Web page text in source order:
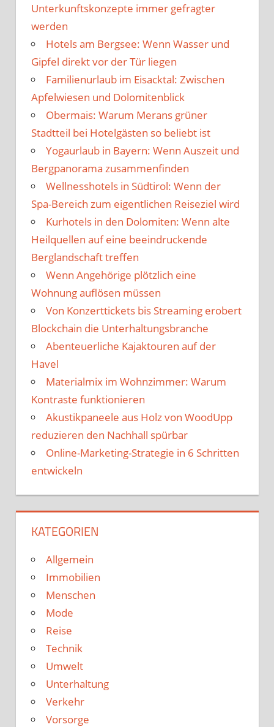
Unterkunftskonzepte immer gefragter
werden
Hotels am Bergsee: Wenn Wasser und
Gipfel direkt vor der Tür liegen
Familienurlaub im Eisacktal: Zwischen
Apfelwiesen und Dolomitenblick
Obermais: Warum Merans grüner
Stadtteil bei Hotelgästen so beliebt ist
Yogaurlaub in Bayern: Wenn Auszeit und
Bergpanorama zusammenfinden
Wellnesshotels in Südtirol: Wenn der
Spa-Bereich zum eigentlichen Reiseziel wird
Kurhotels in den Dolomiten: Wenn alte
Heilquellen auf eine beeindruckende
Berglandschaft treffen
Wenn Angehörige plötzlich eine
Wohnung auflösen müssen
Von Konzerttickets bis Streaming erobert
Blockchain die Unterhaltungsbranche
Abenteuerliche Kajaktouren auf der
Havel
Materialmix im Wohnzimmer: Warum
Kontraste funktionieren
Akustikpaneele aus Holz von WoodUpp
reduzieren den Nachhall spürbar
Online-Marketing-Strategie in 6 Schritten
entwickeln
KATEGORIEN
Allgemein
Immobilien
Menschen
Mode
Reise
Technik
Umwelt
Unterhaltung
Verkehr
Vorsorge